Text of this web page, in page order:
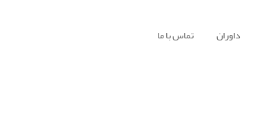
داوران تماس با ما